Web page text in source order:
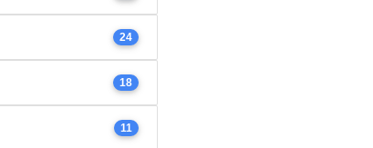
24
18
11